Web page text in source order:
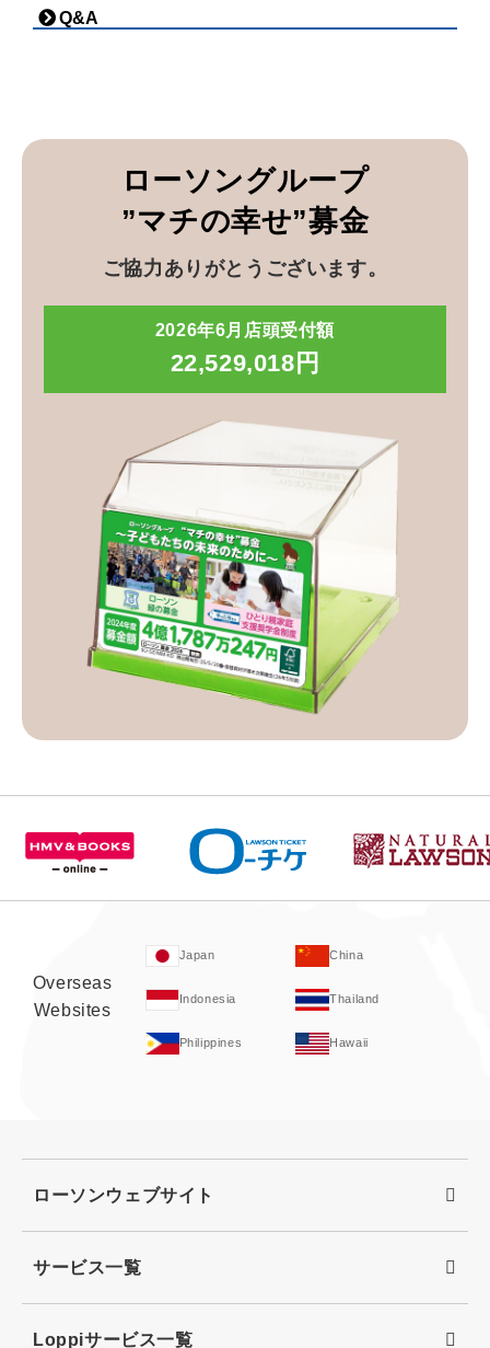
Q&A
ローソングループ
”マチの幸せ”募金
ご協力ありがとうございます。
2026年6月店頭受付額
22,529,018円
Overseas
Websites
Japan China
Indonesia Thailand
Philippines Hawaii
ローソンウェブサイト
サービス一覧
Loppiサービス一覧